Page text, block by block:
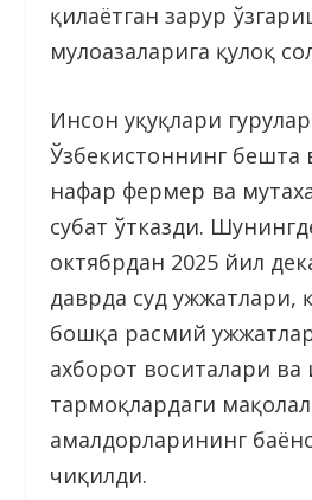
қилаётган зарур
мулоҳазаларига қулоқ
Инсон ҳуқуқлари
Ўзбекистоннинг бешта
нафар фермер ва
суҳбат ўтказди.
октябрдан 2025 йил
даврда суд ҳужжатлари,
бошқа расмий
ахборот воситалари
тармоқлардаги
амалдорларининг
чиқилди.